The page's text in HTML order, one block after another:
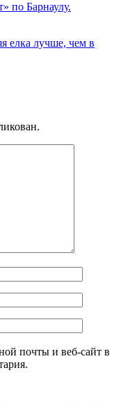
по Барнаулу.
елка лучше, чем в
почты и веб-сайт в